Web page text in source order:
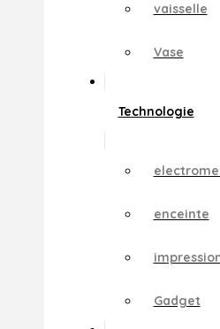
vaisselle
Vase
Technologie
enceinte
Gadget